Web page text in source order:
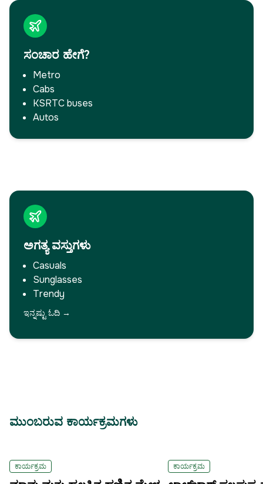
ಸಂಚಾರ ಹೇಗೆ?
Metro
Cabs
KSRTC buses
Autos
ಅಗತ್ಯ ವಸ್ತುಗಳು
Casuals
Sunglasses
Trendy
ಇನ್ನಷ್ಟು ಓದಿ →
ಮುಂಬರುವ ಕಾರ್ಯಕ್ರಮಗಳು
Jun
ಕಾರ್ಯಕ್ರಮ ಕಾರ್ಯಕ್ರಮ